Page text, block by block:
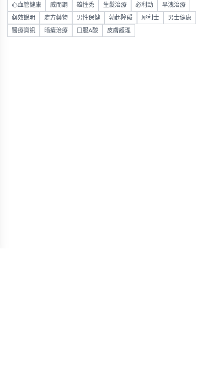
心血管健康 威而鋼 雄性禿 生髮治療 必利勁 早洩治療
藥效說明 處方藥物 男性保健 勃起障礙 犀利士 男士健康
醫療資訊 暗瘡治療 口服A酸 皮膚護理